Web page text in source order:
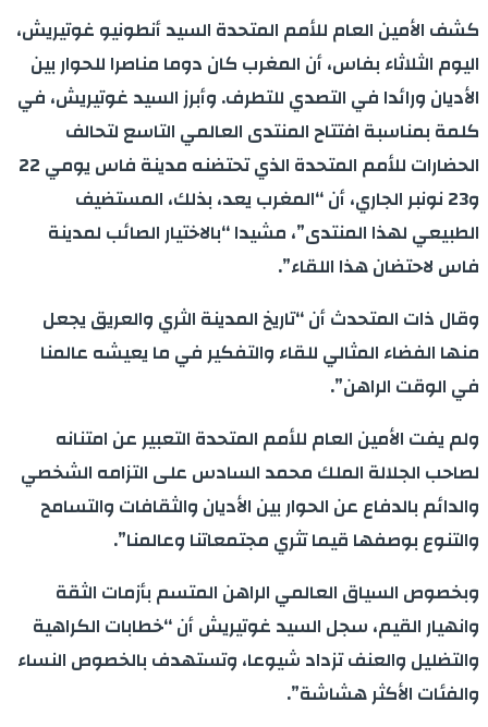
كشف الأمين العام للأمم المتحدة السيد أنطونيو غوتيريش،
اليوم الثلاثاء بفاس، أن المغرب كان دوما مناصرا للحوار بين
الأديان ورائدا في التصدي للتطرف. وأبرز السيد غوتيريش، في
كلمة بمناسبة افتتاح المنتدى العالمي التاسع لتحالف
الحضارات للأمم المتحدة الذي تحتضنه مدينة فاس يومي 22
و23 نونبر الجاري، أن “المغرب يعد، بذلك، المستضيف
الطبيعي لهذا المنتدى”، مشيدا “بالاختيار الصائب لمدينة
فاس لاحتضان هذا اللقاء”.
وقال ذات المتحدث أن “تاريخ المدينة الثري والعريق يجعل
منها الفضاء المثالي للقاء والتفكير في ما يعيشه عالمنا
في الوقت الراهن”.
ولم يفت الأمين العام للأمم المتحدة التعبير عن امتنانه
لصاحب الجلالة الملك محمد السادس على التزامه الشخصي
والدائم بالدفاع عن الحوار بين الأديان والثقافات والتسامح
والتنوع بوصفها قيما تثري مجتمعاتنا وعالمنا”.
وبخصوص السياق العالمي الراهن المتسم بأزمات الثقة
وانهيار القيم، سجل السيد غوتيريش أن “خطابات الكراهية
والتضليل والعنف تزداد شيوعا، وتستهدف بالخصوص النساء
والفئات الأكثر هشاشة”.